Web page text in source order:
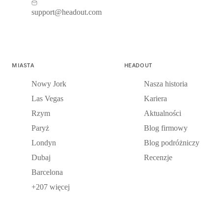
support@headout.com
MIASTA
Nowy Jork
Las Vegas
Rzym
Paryż
Londyn
Dubaj
Barcelona
+207 więcej
HEADOUT
Nasza historia
Kariera
Aktualności
Blog firmowy
Blog podróżniczy
Recenzje